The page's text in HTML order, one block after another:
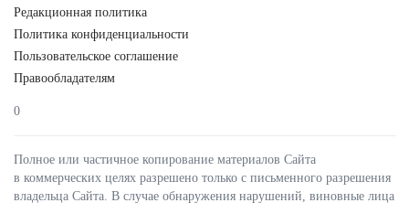
Редакционная политика
Политика конфиденциальности
Пользовательское соглашение
Правообладателям
0
Полное или частичное копирование материалов Сайта
в коммерческих целях разрешено только с письменного разрешения
владельца Сайта. В случае обнаружения нарушений, виновные лица